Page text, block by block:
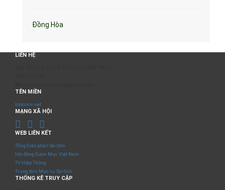
Đồng Hòa
LIÊN HỆ
TÊN MIỀN
titocovn.net
MẠNG XÃ HỘI
WEB LIÊN KẾT
Tổng Giáo phận Sài Gòn
Hội đồng Giám Mục Việt Nam
TV Hiệp Thông
Trung tâm Mục vụ Sài Gòn
THỐNG KÊ TRUY CẬP